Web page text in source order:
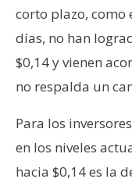
corto plazo, como
días, no han
$0,14 y vienen
no respalda un
Para los
en los niveles
hacia $0,14 es la